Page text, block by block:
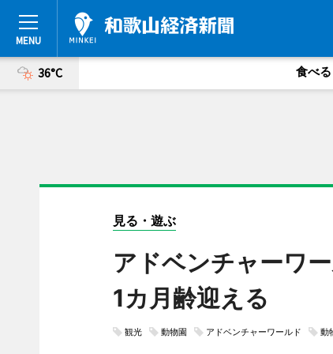
36°C 食べる
見る・遊ぶ
アドベンチャーワ
1カ月齢迎える
観光 動物園 アドベンチャーワールド 動